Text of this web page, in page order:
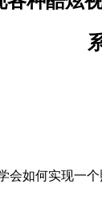
会如何实现一个